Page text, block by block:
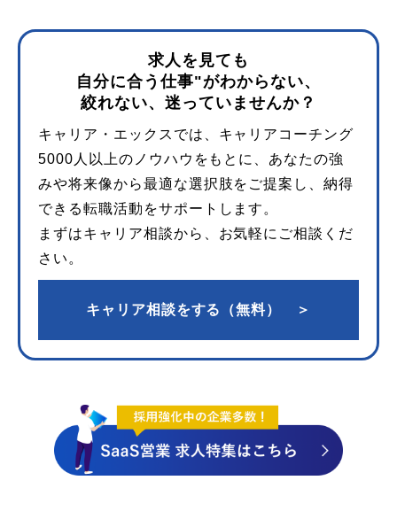
求人を見ても
自分に合う仕事"がわからない、
絞れない、迷っていませんか？
キャリア・エックスでは、キャリアコーチング
5000人以上のノウハウをもとに、あなたの強
みや将来像から最適な選択肢をご提案し、納得
できる転職活動をサポートします。
まずはキャリア相談から、お気軽にご相談くだ
さい。
キャリア相談をする（無料） ＞